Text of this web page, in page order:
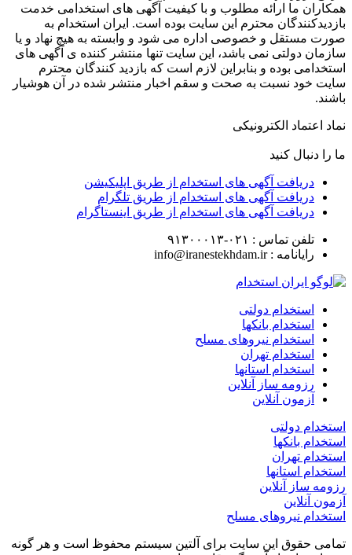
همکاران ما ارائه مطلوب و با کیفیت آگهی های استخدامی خدمت
بازدیدکنندگان محترم این سایت بوده است. ایران استخدام به
صورت مستقل و خصوصی اداره می شود و وابسته به هیچ نهاد و یا
سازمان دولتی نمی باشد، این سایت تنها منتشر کننده ی آگهی های
استخدامی بوده و بنابراین لازم است که بازدید کنندگان محترم
سایت خود نسبت به صحت و سقم اخبار منتشر شده در آن هوشیار
باشند.
نماد اعتماد الکترونیکی
ما را دنبال کنید
دریافت آگهی های استخدام از طریق اپلیکیشن
دریافت آگهی های استخدام از طریق تلگرام
دریافت آگهی های استخدام از طریق اینستاگرام
تلفن تماس : ۰۲۱-۹۱۳۰۰۰۱۳
رایانامه :info@iranestekhdam.ir
استخدام دولتی
استخدام بانکها
استخدام نیروهای مسلح
استخدام تهران
استخدام استانها
رزومه ساز آنلاین
آزمون آنلاین
استخدام دولتی
استخدام بانکها
استخدام تهران
استخدام استانها
رزومه ساز آنلاین
آزمون آنلاین
استخدام نیروهای مسلح
تمامی حقوق این سایت برای آلتین سیستم محفوظ است و هر گونه